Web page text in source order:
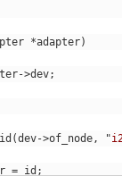
>of_node, "